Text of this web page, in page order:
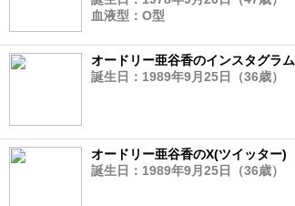
血液型：O型
オードリー亜谷香のインスタグラム
誕生日：1989年9月25日（36歳）
オードリー亜谷香のX(ツイッター)
誕生日：1989年9月25日（36歳）